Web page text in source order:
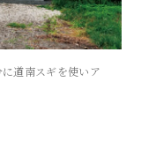
道南スギを使いア